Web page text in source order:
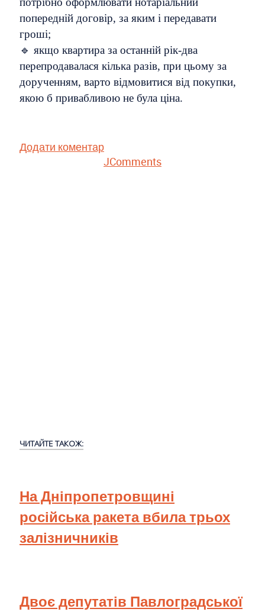
попередній договір, за яким і передавати
гроші;
🔹 якщо квартира за останній рік-два
перепродавалася кілька разів, при цьому за
дорученням, варто відмовитися від покупки,
якою б привабливою не була ціна.
Додати коментар
JComments
ЧИТАЙТЕ ТАКОЖ:
На Дніпропетровщині
російська ракета вбила трьох
залізничників
Двоє депутатів Павлоградської